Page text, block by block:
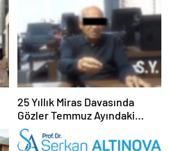
25 Yıllık Miras Davasında
Gözler Temmuz Ayındaki
Karar Duruşmasına Çevrildi